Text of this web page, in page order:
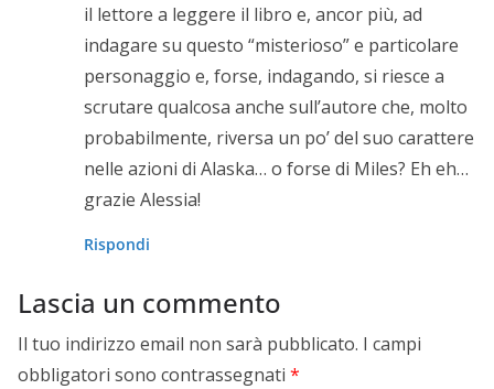
il lettore a leggere il libro e, ancor più, ad
indagare su questo “misterioso” e particolare
personaggio e, forse, indagando, si riesce a
scrutare qualcosa anche sull’autore che, molto
probabilmente, riversa un po’ del suo carattere
nelle azioni di Alaska… o forse di Miles? Eh eh…
grazie Alessia!
Rispondi
Lascia un commento
Il tuo indirizzo email non sarà pubblicato. I campi
obbligatori sono contrassegnati *